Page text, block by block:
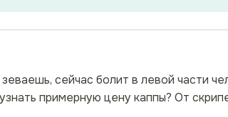
сейчас болит в левой части
примерную цену каппы? От